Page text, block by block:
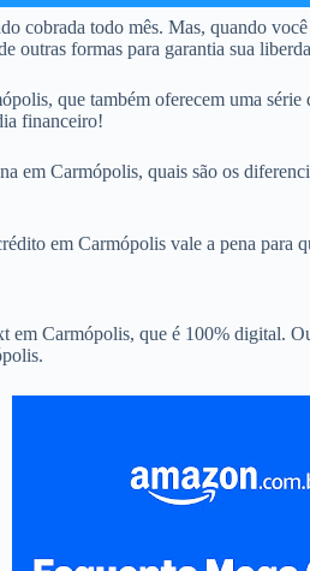
cobrada todo mês. Mas, quando
outras formas para garantia sua
que também oferecem uma
financeiro!
Carmópolis, quais são os
em Carmópolis vale a pena
Carmópolis, que é 100% digital.